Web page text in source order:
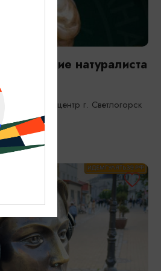
натуралиста
центр г. Светлогорск